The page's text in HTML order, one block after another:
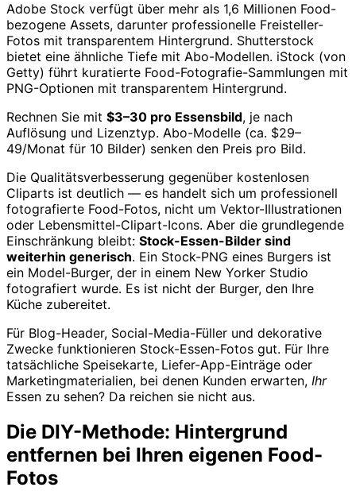
Adobe Stock verfügt über mehr als 1,6 Millionen Food-
bezogene Assets, darunter professionelle Freisteller-
Fotos mit transparentem Hintergrund. Shutterstock
bietet eine ähnliche Tiefe mit Abo-Modellen. iStock (von
Getty) führt kuratierte Food-Fotografie-Sammlungen mit
PNG-Optionen mit transparentem Hintergrund.
Rechnen Sie mit $3–30 pro Essensbild, je nach
Auflösung und Lizenztyp. Abo-Modelle (ca. $29–
49/Monat für 10 Bilder) senken den Preis pro Bild.
Die Qualitätsverbesserung gegenüber kostenlosen
Cliparts ist deutlich — es handelt sich um professionell
fotografierte Food-Fotos, nicht um Vektor-Illustrationen
oder Lebensmittel-Clipart-Icons. Aber die grundlegende
Einschränkung bleibt: Stock-Essen-Bilder sind
weiterhin generisch. Ein Stock-PNG eines Burgers ist
ein Model-Burger, der in einem New Yorker Studio
fotografiert wurde. Es ist nicht der Burger, den Ihre
Küche zubereitet.
Für Blog-Header, Social-Media-Füller und dekorative
Zwecke funktionieren Stock-Essen-Fotos gut. Für Ihre
tatsächliche Speisekarte, Liefer-App-Einträge oder
Marketingmaterialien, bei denen Kunden erwarten, Ihr
Essen zu sehen? Da reichen sie nicht aus.
Die DIY-Methode: Hintergrund
entfernen bei Ihren eigenen Food-
Fotos